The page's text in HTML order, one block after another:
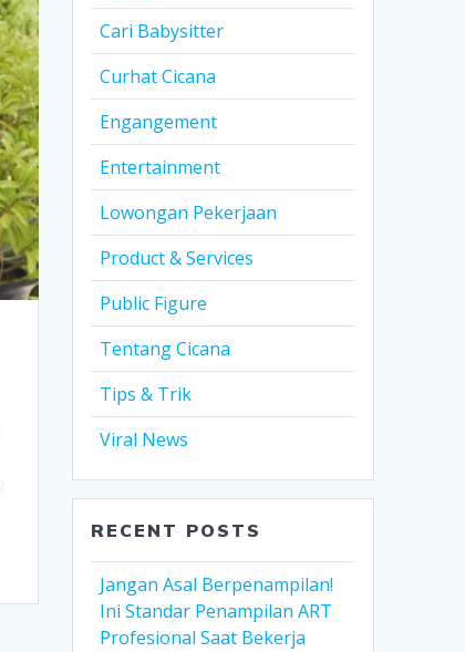
Cari Babysitter
Curhat Cicana
Engangement
Entertainment
Lowongan Pekerjaan
Product & Services
Public Figure
Tentang Cicana
Tips & Trik
Viral News
RECENT POSTS
Jangan Asal Berpenampilan!
Ini Standar Penampilan ART
Profesional Saat Bekerja